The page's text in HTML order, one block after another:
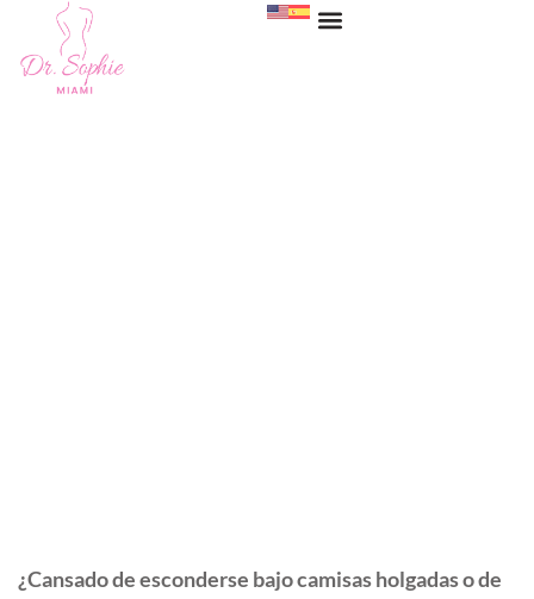
¿Cansado de esconderse bajo camisas holgadas o de